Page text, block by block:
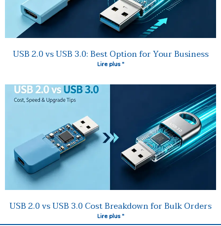
USB 2.0 vs USB 3.0: Best Option for Your Business
Lire plus "
USB 2.0 vs USB 3.0 Cost Breakdown for Bulk Orders
Lire plus "